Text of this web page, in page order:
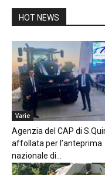
HOT NEWS
Varie
Agenzia del CAP di
affollata per l’anteprima
nazionale di...